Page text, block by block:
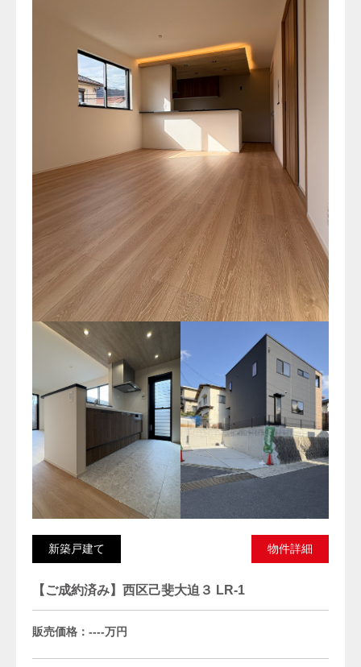
新築戸建て 物件詳細
【ご成約済み】西区己斐大迫３ LR-1
販売価格：----万円